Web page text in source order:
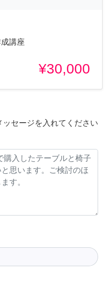
講座
¥30,000
セージを入れてください